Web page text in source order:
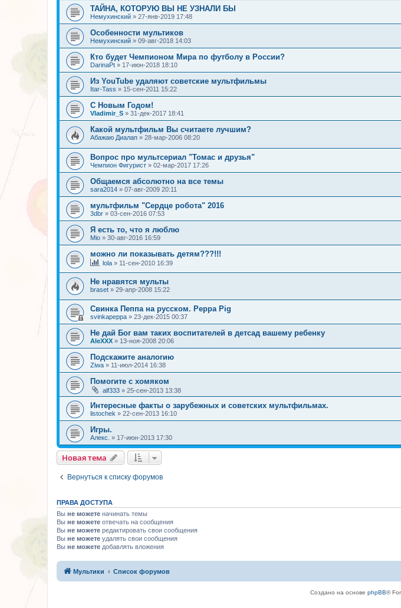
ТАЙНА, КОТОРУЮ ВЫ НЕ УЗНАЛИ БЫ
Немухинский » 27-янв-2019 17:48
Особенности мультиков
Немухинский » 09-авг-2018 14:03
Кто будет Чемпионом Мира по футболу в России?
DarinaPt » 17-июн-2018 18:10
Из YouTube удаляют советские мультфильмы
Itar-Tass » 15-сен-2011 15:22
С Новым Годом!
Vladimir_S » 31-дек-2017 18:41
Какой мультфильм Вы считаете лучшим?
Абажаю Диалап » 28-мар-2006 08:20
Вопрос про мультсериал "Томас и друзья"
Чемпион Фигурист » 02-мар-2017 17:26
Общаемся абсолютно на все темы
sara2014 » 07-авг-2009 20:11
мультфильм "Сердце робота" 2016
3dbr » 03-сен-2016 07:53
Я есть то, что я люблю
Mio » 30-авг-2016 16:59
можно ли показывать детям???!!!
lola » 11-сен-2010 16:39
Не нравятся мульты
braset » 29-апр-2008 15:22
Свинка Пеппа на русском. Peppa Pig
svinkapeppa » 23-дек-2015 00:37
Не дай Бог вам таких воспитателей в детсад вашему ребенку
AleXXX » 13-ноя-2008 20:06
Подскажите аналогию
Ziwa » 11-июл-2014 16:38
Помогите с хомяком
alf333 » 25-сен-2013 13:38
Интересные факты о зарубежных и советских мультфильмах.
listochek » 22-сен-2013 16:10
Игры.
Алекс. » 17-июн-2013 17:30
Новая тема
Вернуться к списку форумов
ПРАВА ДОСТУПА
Вы не можете начинать темы
Вы не можете отвечать на сообщения
Вы не можете редактировать свои сообщения
Вы не можете удалять свои сообщения
Вы не можете добавлять вложения
Мультики Список форумов
Создано на основе phpBB®